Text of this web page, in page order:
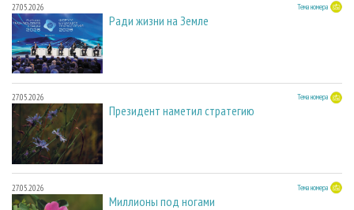
27.05.2026 Тема номера
Ради жизни на Земле
27.05.2026 Тема номера
Президент наметил стратегию
27.05.2026 Тема номера
Миллионы под ногами